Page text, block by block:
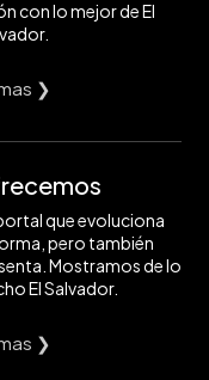
con lo mejor de El
❯
que evoluciona
pero también
Mostramos de lo
El Salvador.
❯